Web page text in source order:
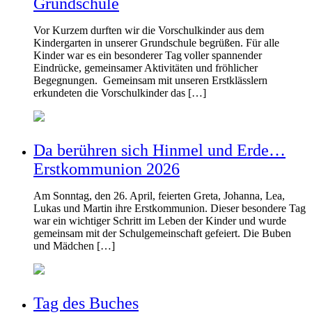
Vor Kurzem durften wir die Vorschulkinder aus dem
Kindergarten in unserer Grundschule begrüßen. Für alle
Kinder war es ein besonderer Tag voller spannender
Eindrücke, gemeinsamer Aktivitäten und fröhlicher
Begegnungen. Gemeinsam mit unseren Erstklässlern
erkundeten die Vorschulkinder das […]
Da berühren sich Hinmel und Erde…
Erstkommunion 2026
Am Sonntag, den 26. April, feierten Greta, Johanna, Lea,
Lukas und Martin ihre Erstkommunion. Dieser besondere Tag
war ein wichtiger Schritt im Leben der Kinder und wurde
gemeinsam mit der Schulgemeinschaft gefeiert. Die Buben
und Mädchen […]
Tag des Buches